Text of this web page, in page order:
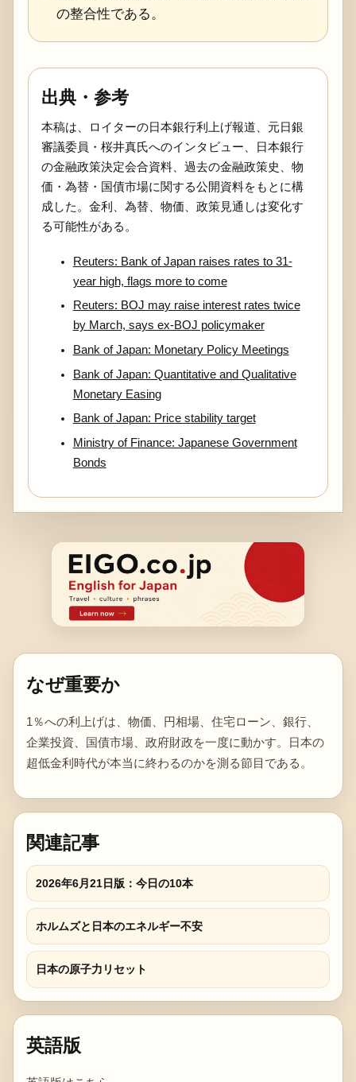
の整合性である。
出典・参考
本稿は、ロイターの日本銀行利上げ報道、元日銀
審議委員・桜井真氏へのインタビュー、日本銀行
の金融政策決定会合資料、過去の金融政策史、物
価・為替・国債市場に関する公開資料をもとに構
成した。金利、為替、物価、政策見通しは変化す
る可能性がある。
Reuters: Bank of Japan raises rates to 31-
year high, flags more to come
Reuters: BOJ may raise interest rates twice
by March, says ex-BOJ policymaker
Bank of Japan: Monetary Policy Meetings
Bank of Japan: Quantitative and Qualitative
Monetary Easing
Bank of Japan: Price stability target
Ministry of Finance: Japanese Government
Bonds
なぜ重要か
1％への利上げは、物価、円相場、住宅ローン、銀行、
企業投資、国債市場、政府財政を一度に動かす。日本の
超低金利時代が本当に終わるのかを測る節目である。
関連記事
2026年6月21日版：今日の10本
ホルムズと日本のエネルギー不安
日本の原子力リセット
英語版